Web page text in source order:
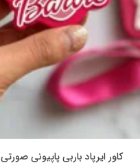
کاور ایرپاد باربی پاپیونی صورتی